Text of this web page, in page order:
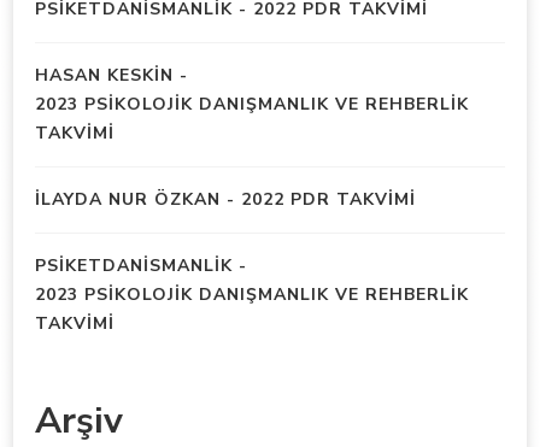
PSIKETDANISMANLIK - 2022 PDR TAKVİMİ
HASAN KESKIN -
2023 PSİKOLOJİK DANIŞMANLIK VE REHBERLİK
TAKVİMİ
İLAYDA NUR ÖZKAN - 2022 PDR TAKVİMİ
PSIKETDANISMANLIK -
2023 PSİKOLOJİK DANIŞMANLIK VE REHBERLİK
TAKVİMİ
Arşiv